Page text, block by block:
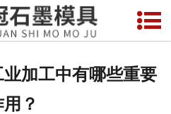
网站首页
加工中有哪些重要
？